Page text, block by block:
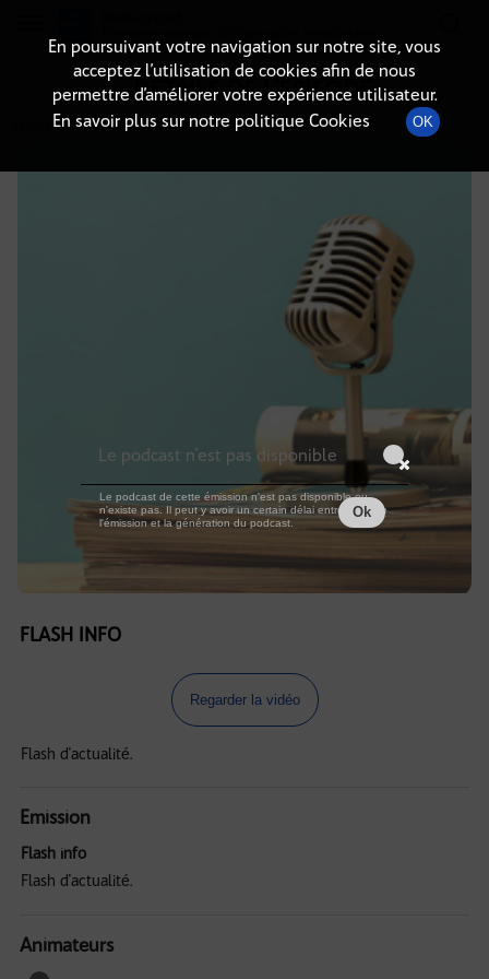
DÉTAILS DE L'ÉPISODE
23 novembre 2024à 18h59, durée : Invalid date
FLASH INFO
Regarder la vidéo
Flash d'actualité.
Emission
Flash info
Flash d'actualité.
Animateurs
En poursuivant votre navigation sur notre site, vous
acceptez l’utilisation de cookies afin de nous
permettre d’améliorer votre expérience utilisateur.
En savoir plus sur notre politique Cookies
OK
Le podcast n'est pas disponible
Le podcast de cette émission n'est pas disponible ou
n'existe pas. Il peut y avoir un certain délai entre la fin de
l'émission et la génération du podcast.
Ok